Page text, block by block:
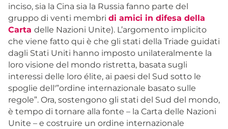
inciso, sia la Cina sia la Russia fanno parte del
gruppo di venti membri di amici in difesa della
Carta delle Nazioni Unite). L’argomento implicito
che viene fatto qui è che gli stati della Triade guidati
dagli Stati Uniti hanno imposto unilateralmente la
loro visione del mondo ristretta, basata sugli
interessi delle loro élite, ai paesi del Sud sotto le
spoglie dell'”ordine internazionale basato sulle
regole”. Ora, sostengono gli stati del Sud del mondo,
è tempo di tornare alla fonte – la Carta delle Nazioni
Unite – e costruire un ordine internazionale